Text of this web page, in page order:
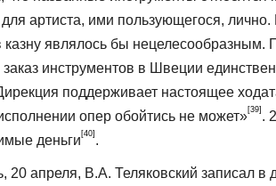
артиста, ими пользующегося,
казну являлось бы
заказ инструментов в Швеции
поддерживает настоящее
опер обойтись не может»[39] .
деньги [40] .
20 апреля, В.А. Теляковский записал в